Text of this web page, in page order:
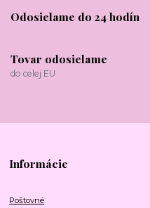
Odosielame do 24 hodín
Tovar odosielame
do celej EU
Informácie
Poštovné